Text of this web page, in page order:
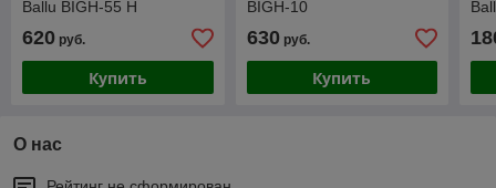
Ballu BIGH-55 H
620 руб.
Купить
BIGH-10
630руб.
Купить
О нас